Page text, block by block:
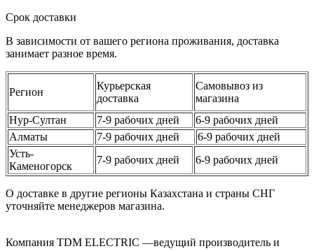
Срок доставки
В зависимости от вашего региона проживания, доставка
занимает разное время.
Регион
Курьерская
доставка
Самовывоз из
магазина
Нур-Султан
7-9 рабочих дней
6-9 рабочих дней
Алматы
7-9 рабочих дней
6-9 рабочих дней
Усть-
Каменогорск
7-9 рабочих дней 6-9 рабочих дней
О доставке в другие регионы Казахстана и страны СНГ
уточняйте менеджеров магазина.
Компания TDM ELECTRIC —ведущий производитель и